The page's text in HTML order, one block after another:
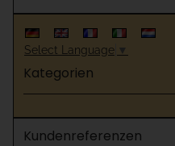
Select Language ▼
Kategorien
Kundenreferenzen